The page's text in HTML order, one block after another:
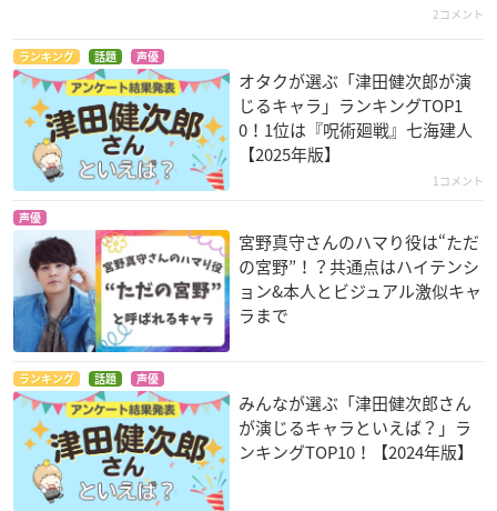
2コメント
ランキング 話題 声優
オタクが選ぶ「津田健次郎が演
じるキャラ」ランキングTOP1
0！1位は『呪術廻戦』七海建人
【2025年版】
1コメント
声優
宮野真守さんのハマり役は“ただ
の宮野”！？共通点はハイテンシ
ョン&本人とビジュアル激似キャ
ラまで
ランキング 話題 声優
みんなが選ぶ「津田健次郎さん
が演じるキャラといえば？」ラ
ンキングTOP10！【2024年版】